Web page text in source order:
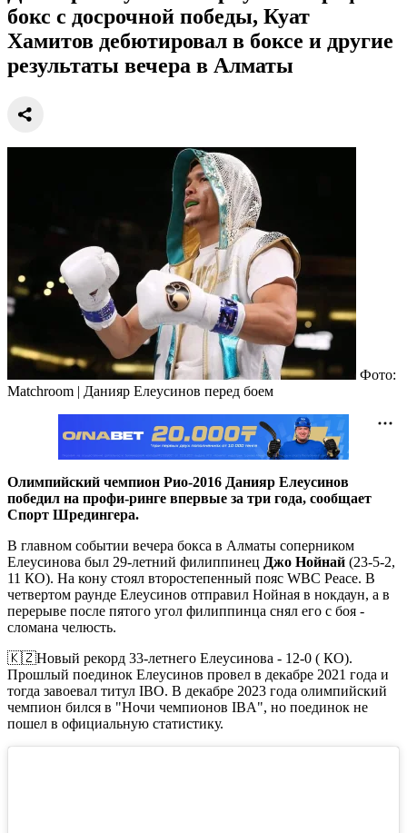
бокс с досрочной победы, Куат
Хамитов дебютировал в боксе и другие
результаты вечера в Алматы
Фото:
Matchroom | Данияр Елеусинов перед боем
Олимпийский чемпион Рио-2016 Данияр Елеусинов
победил на профи-ринге впервые за три года, сообщает
Спорт Шредингера.
В главном событии вечера бокса в Алматы соперником
Елеусинова был 29-летний филиппинец Джо Нойнай (23-5-2,
11 КО). На кону стоял второстепенный пояс WBC Peace. В
четвертом раунде Елеусинов отправил Нойная в нокдаун, а в
перерыве после пятого угол филиппинца снял его с боя -
сломана челюсть.
🇰🇿Новый рекорд 33-летнего Елеусинова - 12-0 ( КО).
Прошлый поединок Елеусинов провел в декабре 2021 года и
тогда завоевал титул IBO. В декабре 2023 года олимпийский
чемпион бился в "Ночи чемпионов IBA", но поединок не
пошел в официальную статистику.